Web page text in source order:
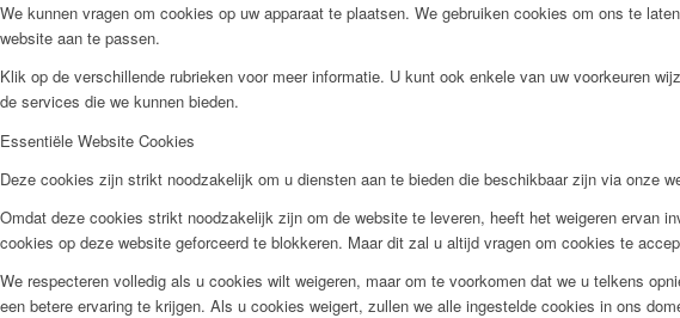
We kunnen vragen om cookies op uw apparaat te plaatsen. We gebruiken cookies om ons te
website aan te passen.
Klik op de verschillende rubrieken voor meer informatie. U kunt ook enkele van uw voorkeuren
de services die we kunnen bieden.
Essentiële Website Cookies
Deze cookies zijn strikt noodzakelijk om u diensten aan te bieden die beschikbaar zijn via onze
Omdat deze cookies strikt noodzakelijk zijn om de website te leveren, heeft het weigeren ervan
cookies op deze website geforceerd te blokkeren. Maar dit zal u altijd vragen om cookies te
We respecteren volledig als u cookies wilt weigeren, maar om te voorkomen dat we u telkens
een betere ervaring te krijgen. Als u cookies weigert, zullen we alle ingestelde cookies in ons